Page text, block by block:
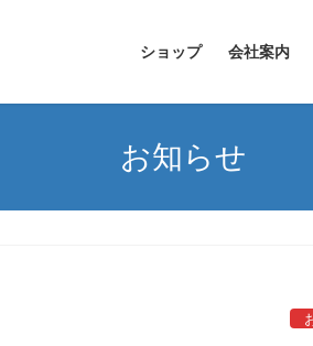
ショップ 会社案内
お知らせ